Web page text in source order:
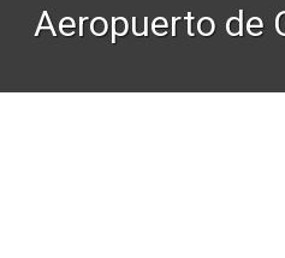
Aeropuerto de